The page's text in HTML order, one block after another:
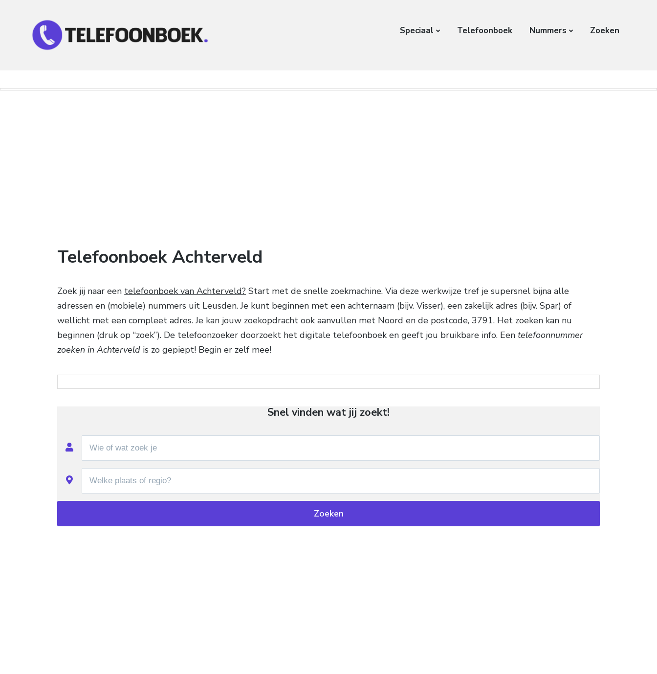
Speciaal Telefoonboek Nummers Zoeken
Telefoonboek Achterveld
Zoek jij naar een telefoonboek van Achterveld? Start met de snelle zoekmachine. Via deze werkwijze tref je supersnel bijna alle
adressen en (mobiele) nummers uit Leusden. Je kunt beginnen met een achternaam (bijv. Visser), een zakelijk adres (bijv. Spar) of
wellicht met een compleet adres. Je kan jouw zoekopdracht ook aanvullen met Noord en de postcode, 3791. Het zoeken kan nu
beginnen (druk op “zoek”). De telefoonzoeker doorzoekt het digitale telefoonboek en geeft jou bruikbare info. Eentelefoonnummer
zoeken in Achterveld is zo gepiept! Begin er zelf mee!
Snel vinden wat jij zoekt!